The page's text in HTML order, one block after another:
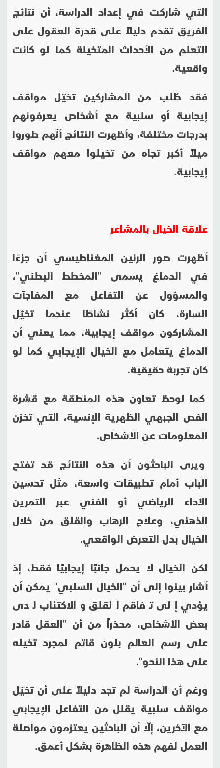
التي شاركت في إعداد الدراسة، أن نتائج
الفريق تقدم دليلاً على قدرة العقول على
التعلم من الأحداث المتخيلة كما لو كانت
واقعية.
فقد طُلب من المشاركين تخيّل مواقف
إيجابية أو سلبية مع أشخاص يعرفونهم
بدرجات مختلفة، وأظهرت النتائج أنّهم طوروا
ميلاً أكبر تجاه من تخيلوا معهم مواقف
إيجابية.
علاقة الخيال بالمشاعر
أظهرت صور الرنين المغناطيسي أن جزءًا
في الدماغ يسمى "المخطط البطني"،
والمسؤول عن التفاعل مع المفاجآت
السارة، كان أكثر نشاطًا عندما تخيّل
المشاركون مواقف إيجابية، مما يعني أن
الدماغ يتعامل مع الخيال الإيجابي كما لو
كان تجربة حقيقية.
كما لوحظ تعاون هذه المنطقة مع قشرة
الفص الجبهي الظهرية الإنسية، التي تخزن
المعلومات عن الأشخاص.
ويرى الباحثون أن هذه النتائج قد تفتح
الباب أمام تطبيقات واسعة، مثل تحسين
الأداء الرياضي أو الفني عبر التمرين
الذهني، وعلاج الرهاب والقلق من خلال
الخيال بدل التعرض الواقعي.
لكن الخيال لا يحمل جانبًا إيجابيًا فقط، إذ
أشار بينوا إلى أن "الخيال السلبي" يمكن أن
يؤدي إلى تفاقم القلق والاكتئاب لدى
بعض الأشخاص، محذراً من أن "العقل قادر
على رسم العالم بلون قاتم لمجرد تخيله
على هذا النحو".
ورغم أن الدراسة لم تجد دليلاً على أن تخيّل
مواقف سلبية يقلل من التفاعل الإيجابي
مع الآخرين، إلّا أن الباحثين يعتزمون مواصلة
العمل لفهم هذه الظاهرة بشكل أعمق.